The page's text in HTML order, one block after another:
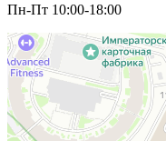
Пн-Пт 10:00-18:00